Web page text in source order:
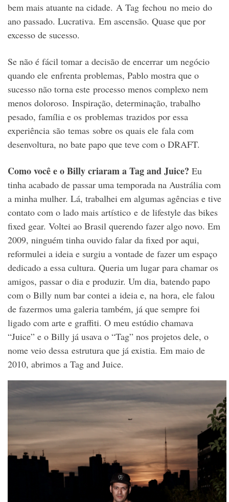
bem mais atuante na cidade. A Tag fechou no meio do
ano passado. Lucrativa. Em ascensão. Quase que por
excesso de sucesso.
Se não é fácil tomar a decisão de encerrar um negócio
quando ele enfrenta problemas, Pablo mostra que o
sucesso não torna este processo menos complexo nem
menos doloroso. Inspiração, determinação, trabalho
pesado, família e os problemas trazidos por essa
experiência são temas sobre os quais ele fala com
desenvoltura, no bate papo que teve com o DRAFT.
Como você e o Billy criaram a Tag and Juice? Eu
tinha acabado de passar uma temporada na Austrália com
a minha mulher. Lá, trabalhei em algumas agências e tive
contato com o lado mais artístico e de lifestyle das bikes
fixed gear. Voltei ao Brasil querendo fazer algo novo. Em
2009, ninguém tinha ouvido falar da fixed por aqui,
reformulei a ideia e surgiu a vontade de fazer um espaço
dedicado a essa cultura. Queria um lugar para chamar os
amigos, passar o dia e produzir. Um dia, batendo papo
com o Billy num bar contei a ideia e, na hora, ele falou
de fazermos uma galeria também, já que sempre foi
ligado com arte e graffiti. O meu estúdio chamava
“Juice” e o Billy já usava o “Tag” nos projetos dele, o
nome veio dessa estrutura que já existia. Em maio de
2010, abrimos a Tag and Juice.